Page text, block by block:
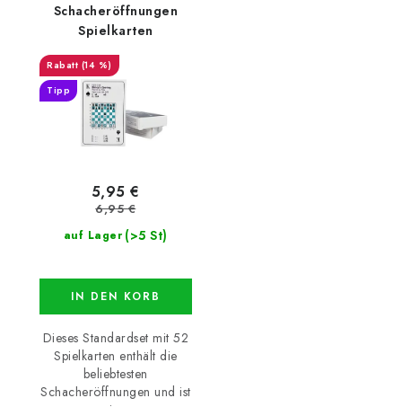
Schacheröffnungen
Spielkarten
(14 %)
Tipp
auf Lager (>5 St)
5,95 €
6,95 €
IN DEN KORB
Dieses Standardset mit 52
Spielkarten enthält die
beliebtesten
Schacheröffnungen und ist